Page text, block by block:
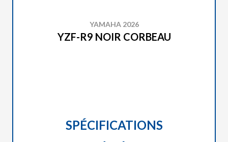
YAMAHA 2026
YZF-R9 NOIR CORBEAU
SPÉCIFICATIONS